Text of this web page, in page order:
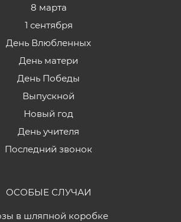
8 марта
1 сентября
День Влюбленных
День матери
День Победы
Выпускной
Новый год
День учителя
Последний звонок
ОСОБЫЕ СЛУЧАИ
в шляпной коробке